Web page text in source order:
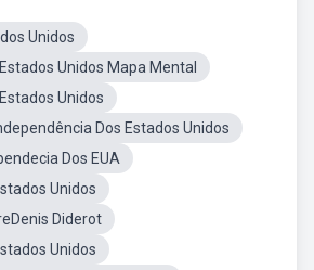
Unidos
Unidos Mapa Mental
Unidos
Dos Estados Unidos
Dos EUA
Unidos
Diderot
Unidos